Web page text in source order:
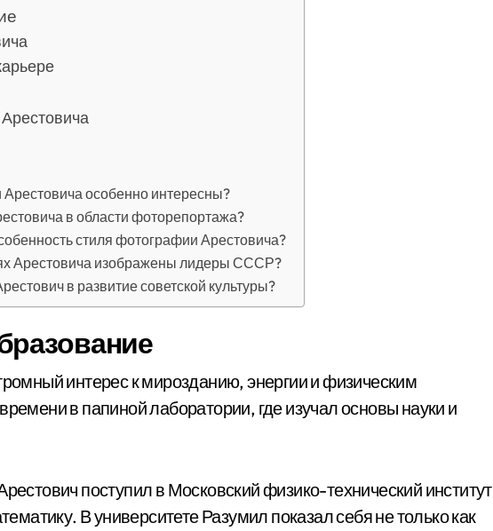
особенно интересны?
в области фоторепортажа?
стиля фотографии Арестовича?
Арестовича изображены лидеры СССР?
в развитие советской культуры?
интерес к мирозданию, энергии и физическим
в папиной лаборатории, где изучал основы науки и
поступил в Московский физико-технический институт
В университете Разумил показал себя не только как